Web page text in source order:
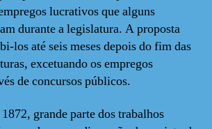
lucrativos que alguns
durante a legislatura. A proposta
los até seis meses depois do fim das
excetuando os empregos
de concursos públicos.
grande parte dos trabalhos